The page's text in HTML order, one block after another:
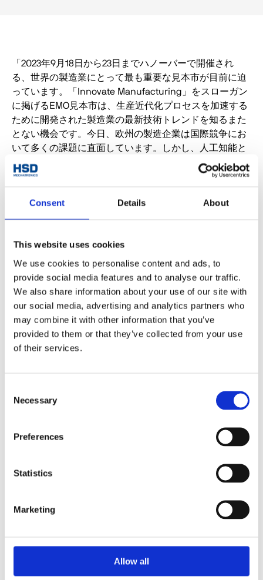
Consent Details About
This website uses cookies
We use cookies to personalise content and ads, to
provide social media features and to analyse our traffic.
We also share information about your use of our site with
our social media, advertising and analytics partners who
may combine it with other information that you’ve
provided to them or that they’ve collected from your use
of their services.
Selection
Necessary
Preferences
Statistics
Marketing
Allow all
「2023年9月18日から23日までハノーバーで開催され
る、世界の製造業にとって最も重要な見本市が目前に迫
っています。「Innovate Manufacturing」をスローガン
に掲げるEMO見本市は、生産近代化プロセスを加速する
ために開発された製造業の最新技術トレンドを知るまた
とない機会です。今日、欧州の製造企業は国際競争にお
いて多くの課題に直面しています。しかし、人工知能と
ロボット工学やその他の自動化ソリューションを組み合
わせたデジタル化の慎重な活用により、生産性を飛躍的
ことが可能です。
本市（ホール12、スタンドA16）で発表するメカトロニク
スソリューションが重要な役割を果たします。ドイツで
開催される本イベントは、HSDがES10シリーズを補完す
るために開発した新型電動スピンドルモデル「ES1020」
および「ES1040」をいち早くご覧いただける絶好の機会
となります。
デジタル化とインダストリー4.0の将来的なトレンドに沿
介してmyHSD IoTプラットフォームへの接続を実現しま
マに沿い、「製造業の革新」を支援し、生産プロセスを
より効率的かつ効果的にし、生産性と品質を向上させる
ます。
「金属加工専用のHSD電動スピンドルへの接続デバイス
の搭載は、高性能な組み合わせのメリットを享受する絶
myHSDプラットフォームに接続することで、スピンドル